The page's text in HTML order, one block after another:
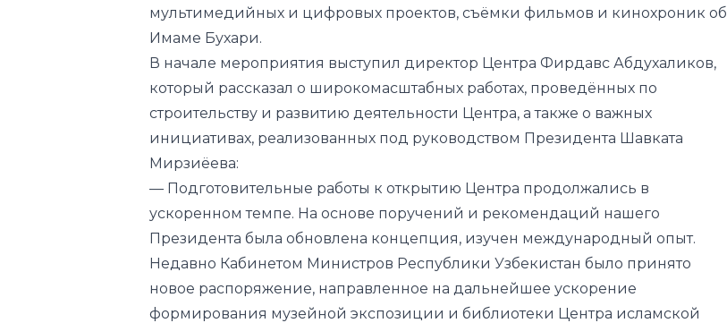
мультимедийных и цифровых проектов, съёмки фильмов и кинохроник об
Имаме Бухари.
В начале мероприятия выступил директор Центра Фирдавс Абдухаликов,
который рассказал о широкомасштабных работах, проведённых по
строительству и развитию деятельности Центра, а также о важных
инициативах, реализованных под руководством Президента Шавката
Мирзиёева:
— Подготовительные работы к открытию Центра продолжались в
ускоренном темпе. На основе поручений и рекомендаций нашего
Президента была обновлена концепция, изучен международный опыт.
Недавно Кабинетом Министров Республики Узбекистан было принято
новое распоряжение, направленное на дальнейшее ускорение
формирования музейной экспозиции и библиотеки Центра исламской